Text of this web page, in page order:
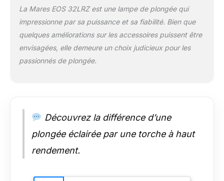
La Mares EOS 32LRZ est une lampe de plongée qui
impressionne par sa puissance et sa fiabilité. Bien que
quelques améliorations sur les accessoires puissent être
envisagées, elle demeure un choix judicieux pour les
passionnés de plongée.
Découvrez la différence d’une
plongée éclairée par une torche à haut
rendement.